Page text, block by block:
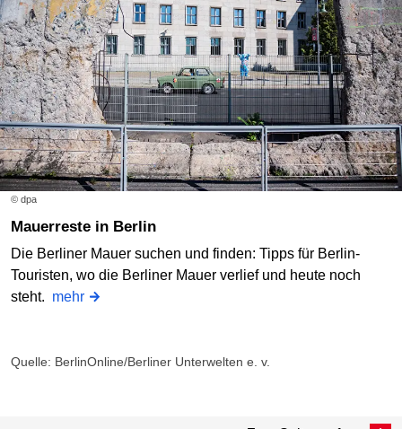
© dpa
Mauerreste in Berlin
Die Berliner Mauer suchen und finden: Tipps für Berlin-
Touristen, wo die Berliner Mauer verlief und heute noch
steht. mehr
Quelle: BerlinOnline/Berliner Unterwelten e. v.